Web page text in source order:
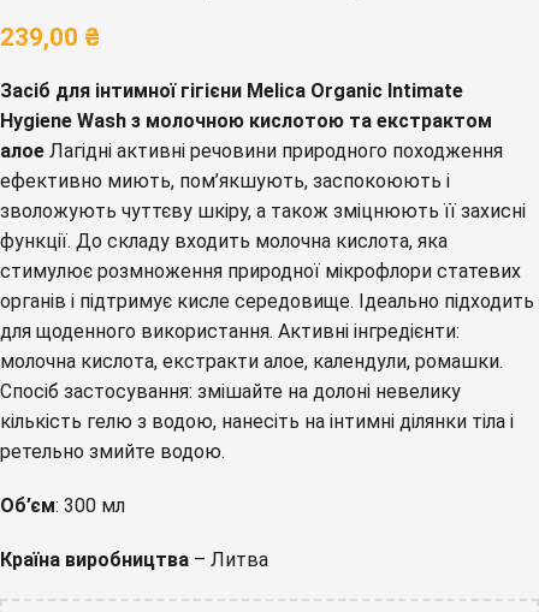
239,00 ₴
Засіб для інтимної гігієни Melica Organic Intimate
Hygiene Wash з молочною кислотою та екстрактом
алое Лагідні активні речовини природного походження
ефективно миють, пом’якшують, заспокоюють і
зволожують чуттєву шкіру, а також зміцнюють її захисні
функції. До складу входить молочна кислота, яка
стимулює розмноження природної мікрофлори статевих
органів і підтримує кисле середовище. Ідеально підходить
для щоденного використання. Активні інгредієнти:
молочна кислота, екстракти алое, календули, ромашки.
Спосіб застосування: змішайте на долоні невелику
кількість гелю з водою, нанесіть на інтимні ділянки тіла і
ретельно змийте водою.
Об’єм: 300 мл
Країна виробництва – Литва